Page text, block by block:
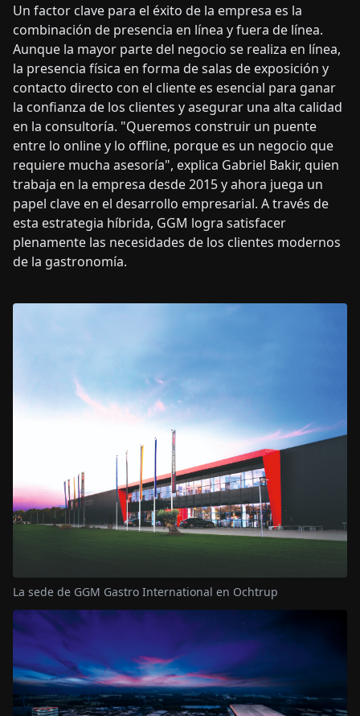
Un factor clave para el éxito de la empresa es la
combinación de presencia en línea y fuera de línea.
Aunque la mayor parte del negocio se realiza en línea,
la presencia física en forma de salas de exposición y
contacto directo con el cliente es esencial para ganar
la confianza de los clientes y asegurar una alta calidad
en la consultoría. "Queremos construir un puente
entre lo online y lo offline, porque es un negocio que
requiere mucha asesoría", explica Gabriel Bakir, quien
trabaja en la empresa desde 2015 y ahora juega un
papel clave en el desarrollo empresarial. A través de
esta estrategia híbrida, GGM logra satisfacer
plenamente las necesidades de los clientes modernos
de la gastronomía.
La sede de GGM Gastro International en Ochtrup